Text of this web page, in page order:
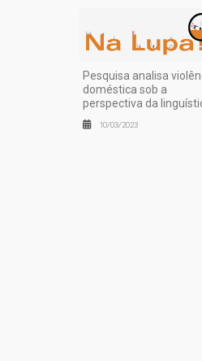
Pesquisa analisa
doméstica sob a
perspectiva da
10/03/2023